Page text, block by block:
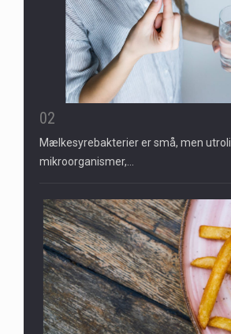
02
Mælkesyrebakterier er små, men
mikroorganismer,…